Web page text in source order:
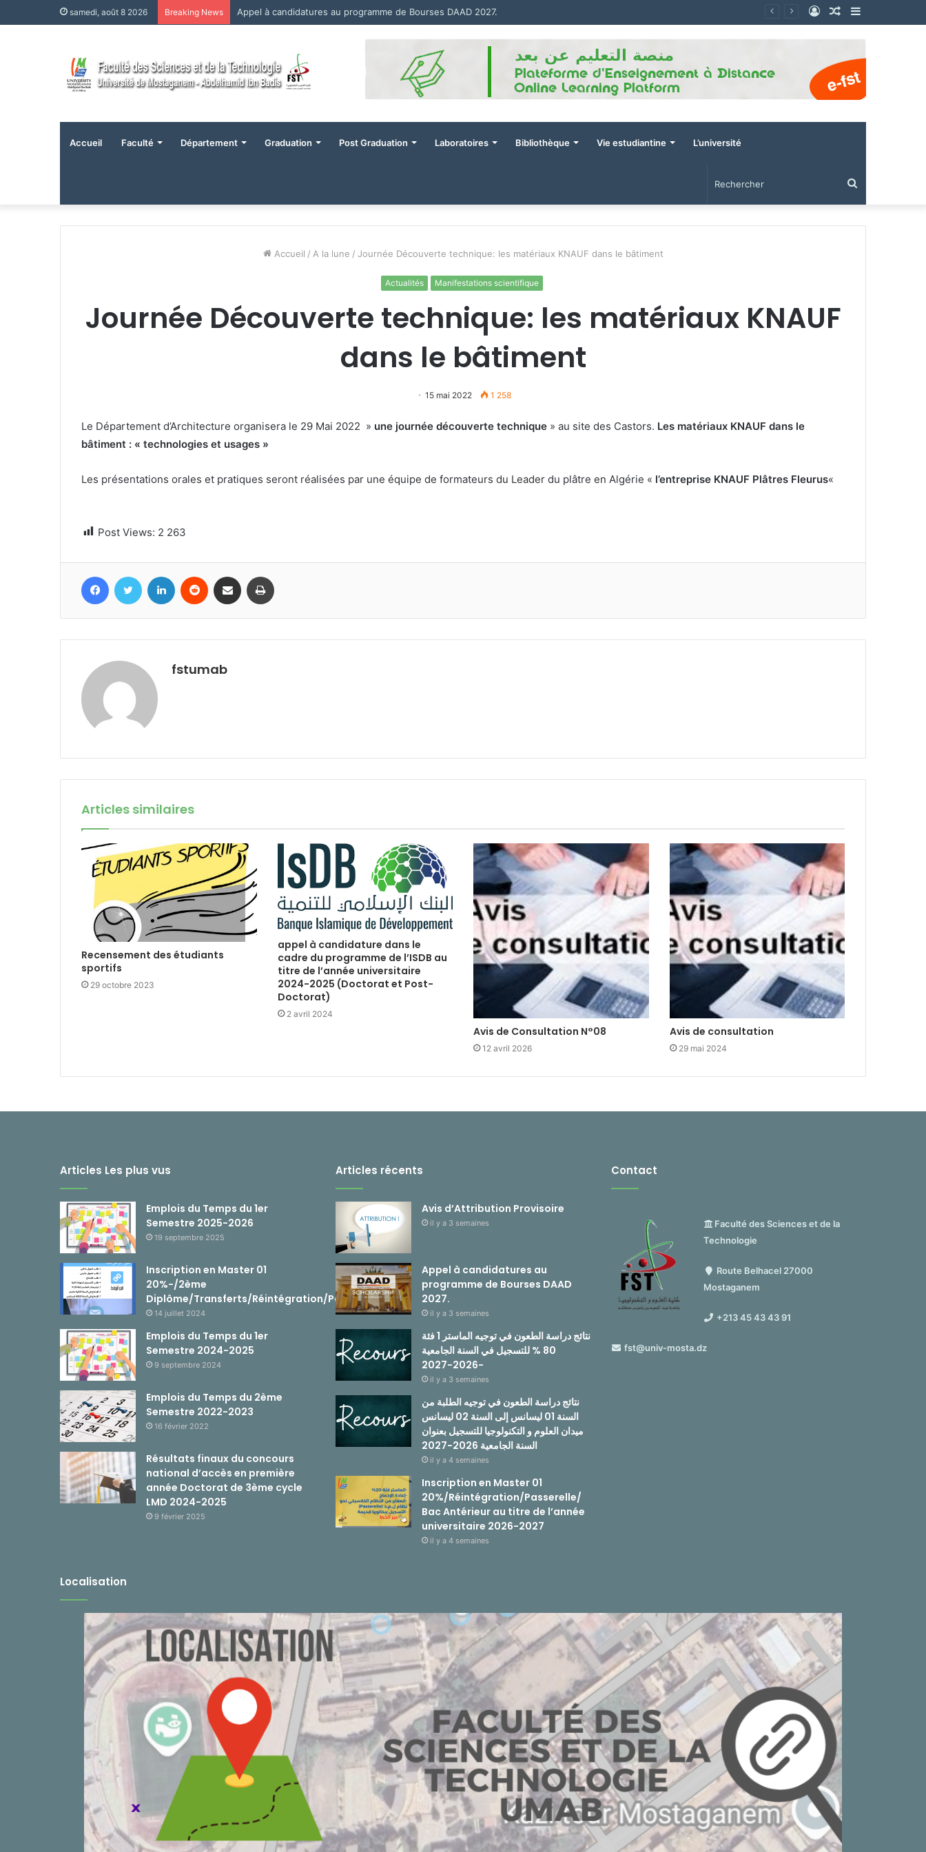
samedi, août 8 2026 Breaking News Appel à candidatures au programme de Bourses DAAD 2027.
Sidebar
latérale)
Article
Connexion
Accueil Faculté Département Graduation Post Graduation Laboratoires Bibliothèque Vie estudiantine L’université
Accueil / A la lune / Journée Découverte technique: les matériaux KNAUF dans le bâtiment
Actualités Manifestations scientifique
Journée Découverte technique: les matériaux KNAUF
dans le bâtiment
15 mai 2022 1 258
Le Département d’Architecture organisera le 29 Mai 2022 » une journée découverte technique » au site des Castors. Les matériaux KNAUF dans le
bâtiment : « technologies et usages »
Les présentations orales et pratiques seront réalisées par une équipe de formateurs du Leader du plâtre en Algérie « l’entreprise KNAUF Plâtres Fleurus«
Post Views: 2 263
FacebookTwitter Linkedin Reddit Partager par email
fstumab
Articles similaires
Recensement des étudiants
sportifs
29 octobre 2023
appel à candidature dans le
cadre du programme de l’ISDB au
titre de l’année universitaire
2024-2025 (Doctorat et Post-
Doctorat)
2 avril 2024
Avis de Consultation N°08
12 avril 2026
Avis de consultation
29 mai 2024
Articles Les plus vus
Emplois du Temps du 1er
Semestre 2025-2026
19 septembre 2025
Inscription en Master 01
20%-/2ème
Diplôme/Transferts/Réintégration/Passerelle
14 juillet 2024
Emplois du Temps du 1er
Semestre 2024-2025
9 septembre 2024
Emplois du Temps du 2ème
Semestre 2022-2023
16 février 2022
Résultats finaux du concours
national d’accès en première
année Doctorat de 3ème cycle
LMD 2024-2025
9 février 2025
Articles récents
Avis d’Attribution Provisoire
il y a 3 semaines
Appel à candidatures au
programme de Bourses DAAD
2027.
il y a 3 semaines
نتائج دراسة الطعون في توجيه الماستر 1 فئة
80 % للتسجيل في السنة الجامعية
-2026-2027
il y a 3 semaines
نتائج دراسة الطعون في توجيه الطلبة من
السنة 01 ليسانس إلى السنة 02 ليسانس
ميدان العلوم و التكنولوجيا للتسجيل بعنوان
السنة الجامعية 2026-2027
il y a 4 semaines
Inscription en Master 01
20%/Réintégration/Passerelle/
Bac Antérieur au titre de l’année
universitaire 2026-2027
il y a 4 semaines
Contact
Faculté des Sciences et de la
Technologie
Route Belhacel 27000
Mostaganem
+213 45 43 43 91
fst@univ-mosta.dz
Localisation